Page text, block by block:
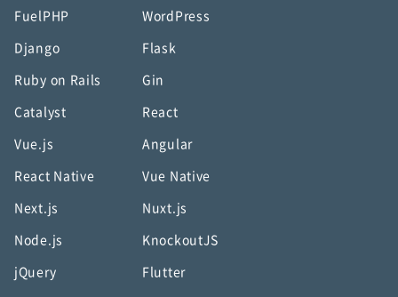
FuelPHP WordPress
Django Flask
Ruby on Rails Gin
Catalyst React
Vue.js Angular
React Native Vue Native
Next.js Nuxt.js
Node.js KnockoutJS
jQuery Flutter